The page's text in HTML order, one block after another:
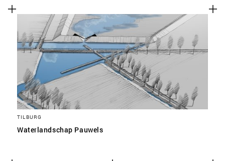
TILBURG
Waterlandschap Pauwels